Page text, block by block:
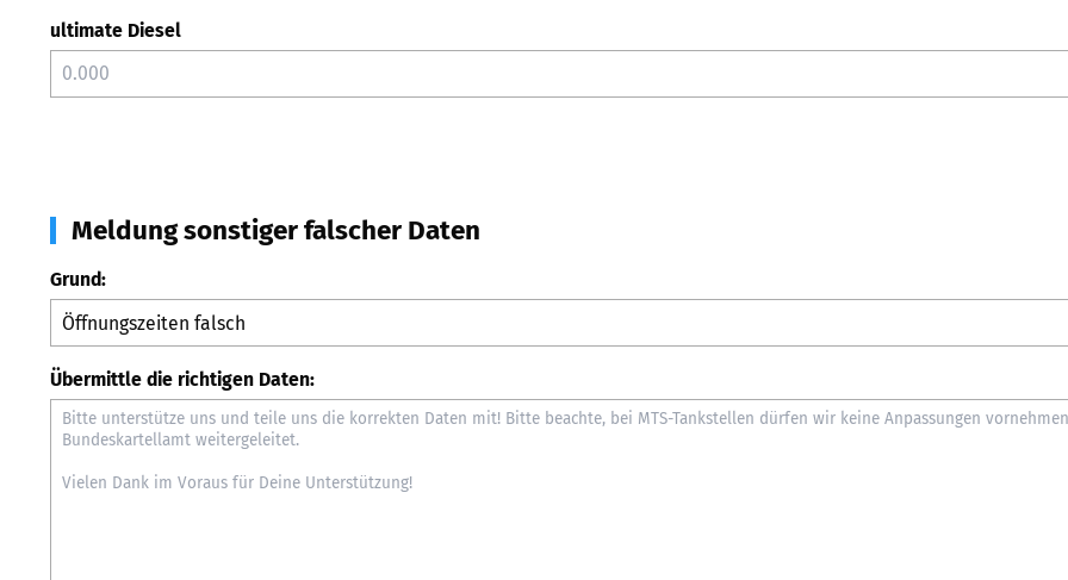
ultimate Diesel
Meldung sonstiger falscher Daten
Grund:
Übermittle die richtigen Daten: